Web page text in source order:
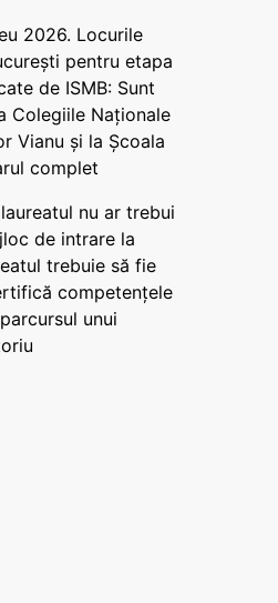
2026. Locurile
pentru etapa
de ISMB: Sunt
Colegiile Naționale
Vianu și la Școala
complet
nu ar trebui
de intrare la
trebuie să fie
competențele
unui